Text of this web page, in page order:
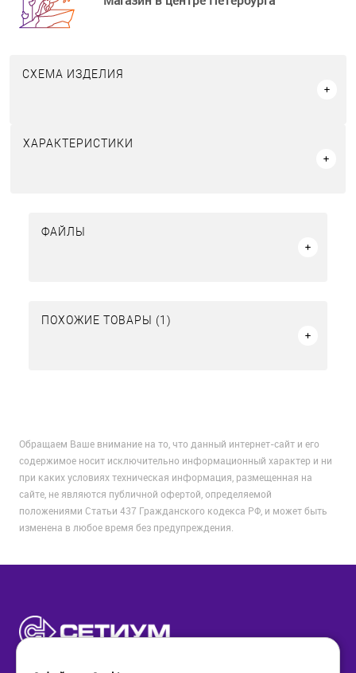
СХЕМА ИЗДЕЛИЯ
ХАРАКТЕРИСТИКИ
ФАЙЛЫ
ПОХОЖИЕ ТОВАРЫ (1)
Обращаем Ваше внимание на то, что данный интернет-сайт и его
содержимое носит исключительно информационный характер и ни
при каких условиях техническая информация, размещенная на
сайте, не являются публичной офертой, определяемой
положениями Статьи 437 Гражданского кодекса РФ, и может быть
изменена в любое время без предупреждения.